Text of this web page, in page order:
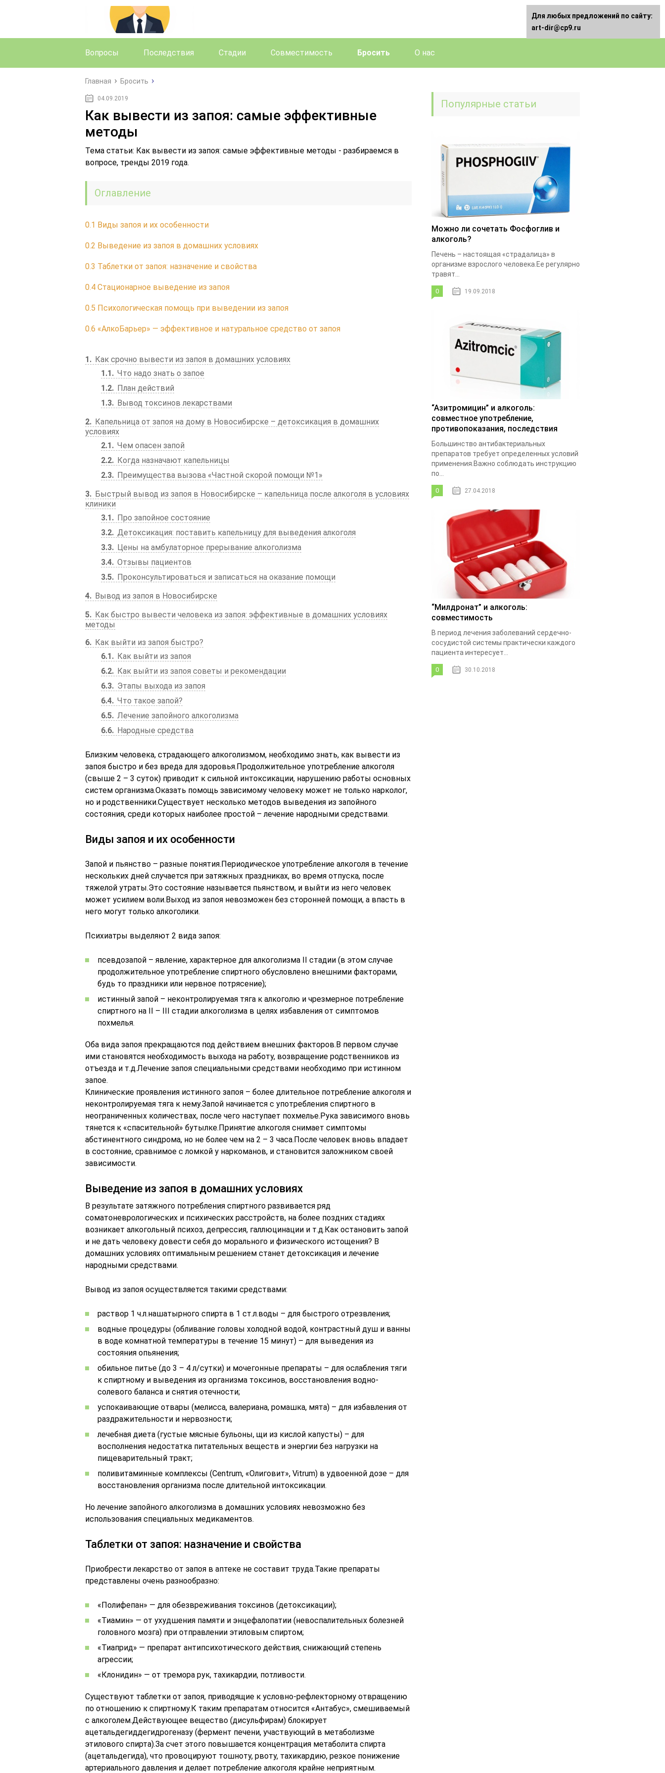
Вопросы Последствия Стадии Совместимость Бросить О нас
Главная Бросить
04.09.2019
Как вывести из запоя: самые эффективные
методы
Тема статьи: Как вывести из запоя: самые эффективные методы - разбираемся в
вопросе, тренды 2019 года.
Оглавление
0.1 Виды запоя и их особенности
0.2 Выведение из запоя в домашних условиях
0.3 Таблетки от запоя: назначение и свойства
0.4 Стационарное выведение из запоя
0.5 Психологическая помощь при выведении из запоя
0.6 «АлкоБарьер» — эффективное и натуральное средство от запоя
1
Как срочно вывести из запоя в домашних условиях
1.1
Что надо знать о запое
1.2
План действий
1.3
Вывод токсинов лекарствами
2
Капельница от запоя на дому в Новосибирске – детоксикация в домашних
условиях
2.1
Чем опасен запой
2.2
Когда назначают капельницы
2.3
Преимущества вызова «Частной скорой помощи №1»
3
Быстрый вывод из запоя в Новосибирске – капельница после алкоголя в условиях
клиники
3.1
Про запойное состояние
3.2 Детоксикация: поставить капельницу для выведения алкоголя
3.3
Цены на амбулаторное прерывание алкоголизма
3.4 Отзывы пациентов
3.5
Проконсультироваться и записаться на оказание помощи
4
Вывод из запоя в Новосибирске
5
Как быстро вывести человека из запоя: эффективные в домашних условиях
методы
6
Как выйти из запоя быстро?
6.1
Как выйти из запоя
6.2
Как выйти из запоя советы и рекомендации
6.3
Этапы выхода из запоя
6.4 Что такое запой?
6.5 Лечение запойного алкоголизма
6.6
Народные средства
Близким человека, страдающего алкоголизмом, необходимо знать, как вывести из
запоя быстро и без вреда для здоровья.Продолжительное употребление алкоголя
(свыше 2 – 3 суток) приводит к сильной интоксикации, нарушению работы основных
систем организма.Оказать помощь зависимому человеку может не только нарколог,
но и родственники.Существует несколько методов выведения из запойного
состояния, среди которых наиболее простой – лечение народными средствами.
Виды запоя и их особенности
Запой и пьянство – разные понятия.Периодическое употребление алкоголя в течение
нескольких дней случается при затяжных праздниках, во время отпуска, после
тяжелой утраты.Это состояние называется пьянством, и выйти из него человек
может усилием воли.Выход из запоя невозможен без сторонней помощи, а впасть в
него могут только алкоголики.
Психиатры выделяют 2 вида запоя:
псевдозапой – явление, характерное для алкоголизма II стадии (в этом случае
продолжительное употребление спиртного обусловлено внешними факторами,
будь то праздники или нервное потрясение);
истинный запой – неконтролируемая тяга к алкоголю и чрезмерное потребление
спиртного на II – III стадии алкоголизма в целях избавления от симптомов
похмелья.
Оба вида запоя прекращаются под действием внешних факторов.В первом случае
ими становятся необходимость выхода на работу, возвращение родственников из
отъезда и т.д.Лечение запоя специальными средствами необходимо при истинном
запое.
Клинические проявления истинного запоя – более длительное потребление алкоголя и
неконтролируемая тяга к нему.Запой начинается с употребления спиртного в
неограниченных количествах, после чего наступает похмелье.Рука зависимого вновь
тянется к «спасительной» бутылке.Принятие алкоголя снимает симптомы
абстинентного синдрома, но не более чем на 2 – 3 часа.После человек вновь впадает
в состояние, сравнимое с ломкой у наркоманов, и становится заложником своей
зависимости.
Выведение из запоя в домашних условиях
В результате затяжного потребления спиртного развивается ряд
соматоневрологических и психических расстройств, на более поздних стадиях
возникает алкогольный психоз, депрессия, галлюцинации и т.д.Как остановить запой
и не дать человеку довести себя до морального и физического истощения? В
домашних условиях оптимальным решением станет детоксикация и лечение
народными средствами.
Вывод из запоя осуществляется такими средствами:
раствор 1 ч.л.нашатырного спирта в 1 ст.л.воды – для быстрого отрезвления;
водные процедуры (обливание головы холодной водой, контрастный душ и ванны
в воде комнатной температуры в течение 15 минут) – для выведения из
состояния опьянения;
обильное питье (до 3 – 4 л/сутки) и мочегонные препараты – для ослабления тяги
к спиртному и выведения из организма токсинов, восстановления водно-
солевого баланса и снятия отечности;
успокаивающие отвары (мелисса, валериана, ромашка, мята) – для избавления от
раздражительности и нервозности;
лечебная диета (густые мясные бульоны, щи из кислой капусты) – для
восполнения недостатка питательных веществ и энергии без нагрузки на
пищеварительный тракт;
поливитаминные комплексы (Centrum, «Олиговит», Vitrum) в удвоенной дозе – для
восстановления организма после длительной интоксикации.
Но лечение запойного алкоголизма в домашних условиях невозможно без
использования специальных медикаментов.
Таблетки от запоя: назначение и свойства
Приобрести лекарство от запоя в аптеке не составит труда.Такие препараты
представлены очень разнообразно:
«Полифепан» — для обезвреживания токсинов (детоксикации);
«Тиамин» — от ухудшения памяти и энцефалопатии (невоспалительных болезней
головного мозга) при отправлении этиловым спиртом;
«Тиаприд» — препарат антипсихотического действия, снижающий степень
агрессии;
«Клонидин» — от тремора рук, тахикардии, потливости.
Существуют таблетки от запоя, приводящие к условно-рефлекторному отвращению
по отношению к спиртному.К таким препаратам относится «Антабус», смешиваемый
с алкоголем.Действующее вещество (дисульфирам) блокирует
ацетальдегиддегидрогеназу (фермент печени, участвующий в метаболизме
этилового спирта).За счет этого повышается концентрация метаболита спирта
(ацетальдегида), что провоцируют тошноту, рвоту, тахикардию, резкое понижение
артериального давления и делает потребление алкоголя крайне неприятным.
Популярные статьи
Можно ли сочетать Фосфоглив и
алкоголь?
Печень – настоящая «страдалица» в
организме взрослого человека.Ее регулярно
травят...
0 19.09.2018
“Азитромицин” и алкоголь:
совместное употребление,
противопоказания, последствия
Большинство антибактериальных
препаратов требует определенных условий
применения.Важно соблюдать инструкцию
по...
0 27.04.2018
“Милдронат” и алкоголь:
совместимость
В период лечения заболеваний сердечно-
сосудистой системы практически каждого
пациента интересует...
0 30.10.2018
Для любых предложений по сайту:
art-dir@cp9.ru